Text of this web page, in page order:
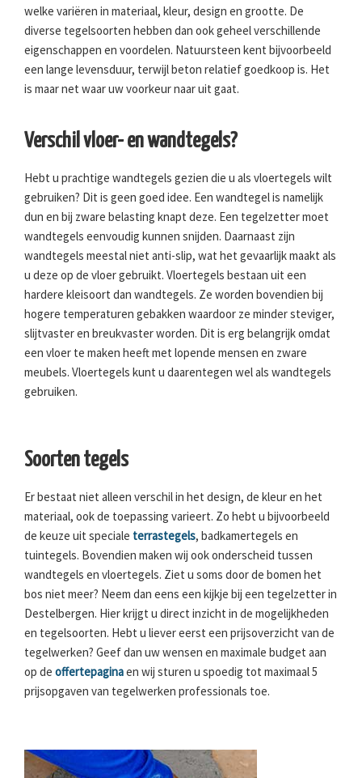
welke variëren in materiaal, kleur, design en grootte. De
diverse tegelsoorten hebben dan ook geheel verschillende
eigenschappen en voordelen. Natuursteen kent bijvoorbeeld
een lange levensduur, terwijl beton relatief goedkoop is. Het
is maar net waar uw voorkeur naar uit gaat.
Verschil vloer- en wandtegels?
Hebt u prachtige wandtegels gezien die u als vloertegels wilt
gebruiken? Dit is geen goed idee. Een wandtegel is namelijk
dun en bij zware belasting knapt deze. Een tegelzetter moet
wandtegels eenvoudig kunnen snijden. Daarnaast zijn
wandtegels meestal niet anti-slip, wat het gevaarlijk maakt als
u deze op de vloer gebruikt. Vloertegels bestaan uit een
hardere kleisoort dan wandtegels. Ze worden bovendien bij
hogere temperaturen gebakken waardoor ze minder steviger,
slijtvaster en breukvaster worden. Dit is erg belangrijk omdat
een vloer te maken heeft met lopende mensen en zware
meubels. Vloertegels kunt u daarentegen wel als wandtegels
gebruiken.
Soorten tegels
Er bestaat niet alleen verschil in het design, de kleur en het
materiaal, ook de toepassing varieert. Zo hebt u bijvoorbeeld
de keuze uit speciale terrastegels, badkamertegels en
tuintegels. Bovendien maken wij ook onderscheid tussen
wandtegels en vloertegels. Ziet u soms door de bomen het
bos niet meer? Neem dan eens een kijkje bij een tegelzetter in
Destelbergen. Hier krijgt u direct inzicht in de mogelijkheden
en tegelsoorten. Hebt u liever eerst een prijsoverzicht van de
tegelwerken? Geef dan uw wensen en maximale budget aan
op de offertepaginaen wij sturen u spoedig tot maximaal 5
prijsopgaven van tegelwerken professionals toe.